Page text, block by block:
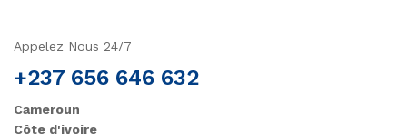
Appelez Nous 24/7
+237 656 646 632
Cameroun
Côte d'ivoire